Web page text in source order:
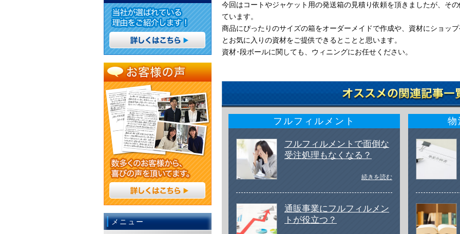
今回はコートやジャケット用の発送箱の見積り依頼を頂きましたが、そ
ています。
商品にぴったりのサイズの箱をオーダーメイドで作成や、資材にショッ
とお気に入りの資材をご提供できるとことと思います。
資材･段ボールに関しても、ウィニングにお任せください。
フルフィルメント
フルフィルメントで面倒な
受注処理もなくなる？
続きを読む
通販事業にフルフィルメン
トが役立つ？
物
メニュー